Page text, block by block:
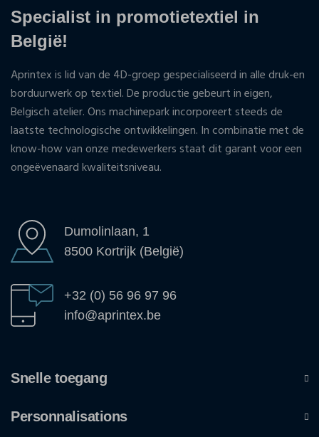
Specialist in promotietextiel in
België!
Aprintex is lid van de 4D-groep gespecialiseerd in alle druk-en
borduurwerk op textiel. De productie gebeurt in eigen,
Belgisch atelier. Ons machinepark incorporeert steeds de
laatste technologische ontwikkelingen. In combinatie met de
know-how van onze medewerkers staat dit garant voor een
ongeëvenaard kwaliteitsniveau.
Dumolinlaan, 1
8500 Kortrijk (België)
+32 (0) 56 96 97 96
info@aprintex.be
Snelle toegang
Personnalisations